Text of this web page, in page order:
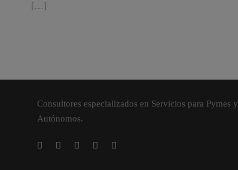
[…]
Consultores especializados en Servicios para Pymes y
Autónomos.